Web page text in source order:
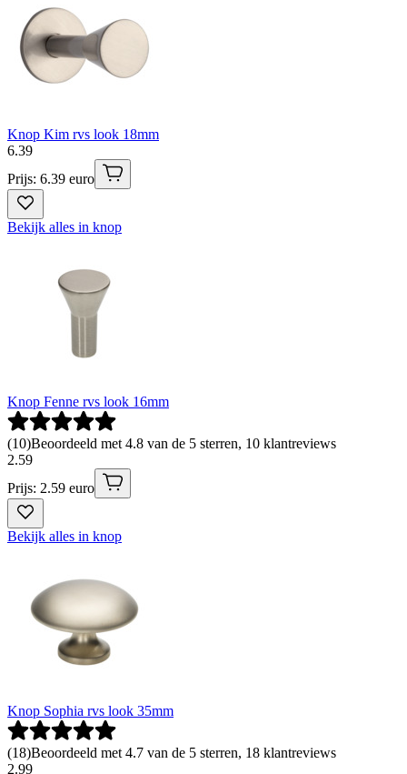
Knop Kim rvs look 18mm
6.39
Prijs: 6.39 euro
Bekijk alles in knop
Knop Fenne rvs look 16mm
(10)Beoordeeld met 4.8 van de 5 sterren, 10 klantreviews
2.59
Prijs: 2.59 euro
Bekijk alles in knop
Knop Sophia rvs look 35mm
(18)Beoordeeld met 4.7 van de 5 sterren, 18 klantreviews
2.99